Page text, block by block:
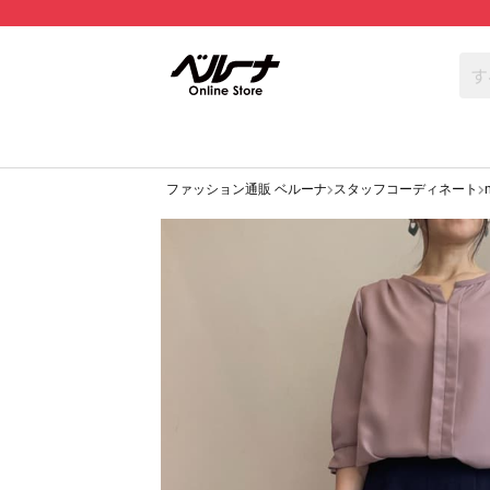
ファッション通販 ベルーナ スタッフコーディネート